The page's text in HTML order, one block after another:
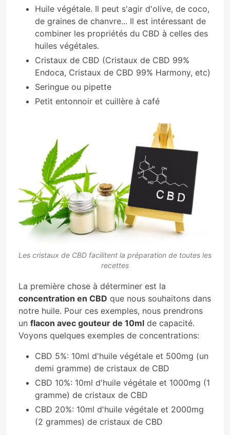
Huile végétale. Il peut s'agir d'olive, de coco,
de graines de chanvre... Il est intéressant de
combiner les propriétés du CBD à celles des
huiles végétales.
Cristaux de CBD (Cristaux de CBD 99%
Endoca, Cristaux de CBD 99% Harmony, etc)
Seringue ou pipette
Petit entonnoir et cuillère à café
Les cristaux de CBD facilitent la préparation de toutes les
recettes
La première chose à déterminer est la
concentration en CBD que nous souhaitons dans
notre huile. Pour ces exemples, nous prendrons
un flacon avec gouteur de 10ml de capacité.
Voyons quelques exemples de concentrations:
CBD 5%: 10ml d'huile végétale et 500mg (un
demi gramme) de cristaux de CBD
CBD 10%: 10ml d'huile végétale et 1000mg (1
gramme) de cristaux de CBD
CBD 20%: 10ml d'huile végétale et 2000mg
(2 grammes) de cristaux de CBD